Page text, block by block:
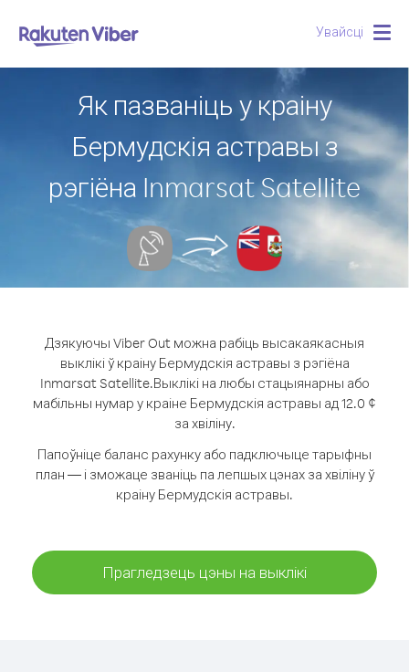
Увайсці
Як пазваніць у краіну
Бермудскія астравы з
рэгіёна Inmarsat Satellite
Дзякуючы Viber Out можна рабіць высакаякасныя
выклікі ў краіну Бермудскія астравы з рэгіёна
Inmarsat Satellite.Выклікі на любы стацыянарны або
мабільны нумар у краіне Бермудскія астравы ад 12.0 ¢
за хвіліну.
Папоўніце баланс рахунку або падключыце тарыфны
план — і зможаце званіць па лепшых цэнах за хвіліну ў
краіну Бермудскія астравы.
Прагледзець цэны на выклікі